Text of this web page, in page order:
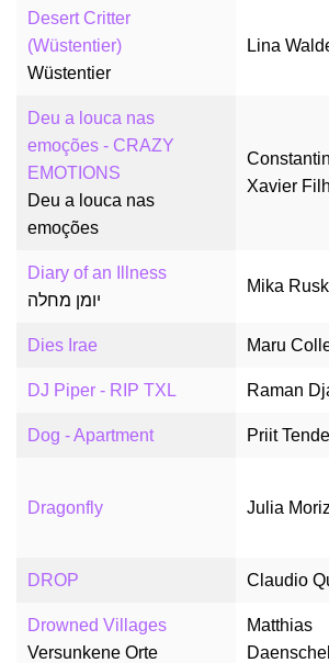
Desert Critter
(Wüstentier)
Wüstentier
Lina
Deu a louca nas
emoções - CRAZY
EMOTIONS
Deu a louca nas
emoções
Xavier
Diary of an Illness
יומן מחלה
Mika
Dies Irae Maru
DJ Piper - RIP TXL Raman
Dog - Apartment Priit
Dragonfly Julia
DROP Claudio
Drowned Villages
Versunkene Orte
Matthias
Daenschel